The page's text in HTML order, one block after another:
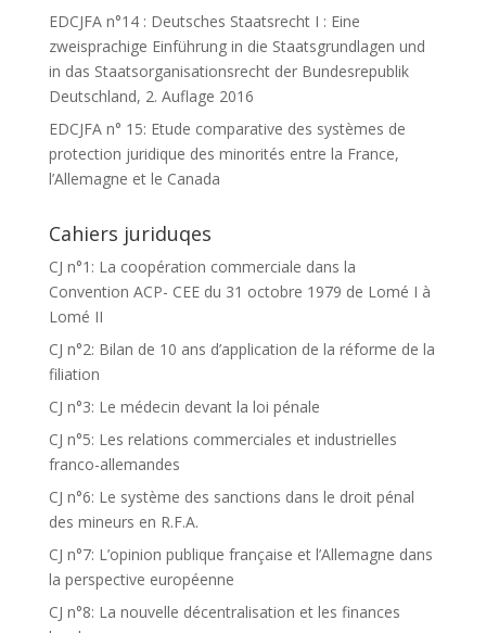
EDCJFA n°14 : Deutsches Staatsrecht I : Eine
zweisprachige Einführung in die Staatsgrundlagen und
in das Staatsorganisationsrecht der Bundesrepublik
Deutschland, 2. Auflage 2016
EDCJFA n° 15: Etude comparative des systèmes de
protection juridique des minorités entre la France,
l’Allemagne et le Canada
Cahiers juriduqes
CJ n°1: La coopération commerciale dans la
Convention ACP- CEE du 31 octobre 1979 de Lomé I à
Lomé II
CJ n°2: Bilan de 10 ans d’application de la réforme de la
filiation
CJ n°3: Le médecin devant la loi pénale
CJ n°5: Les relations commerciales et industrielles
franco-allemandes
CJ n°6: Le système des sanctions dans le droit pénal
des mineurs en R.F.A.
CJ n°7: L’opinion publique française et l’Allemagne dans
la perspective européenne
CJ n°8: La nouvelle décentralisation et les finances